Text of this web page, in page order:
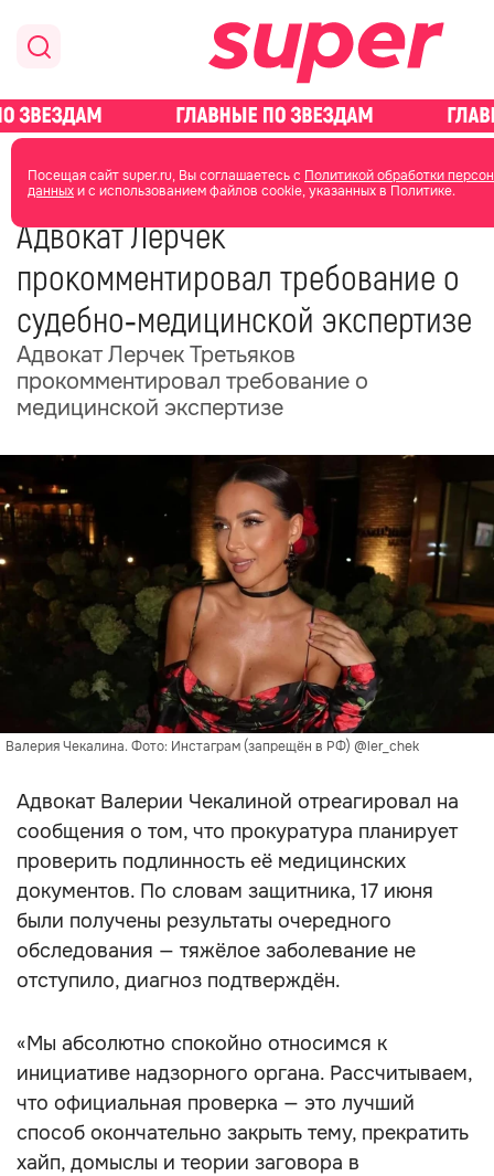
Посещая сайт super.ru, Вы соглашаетесь с Политикой обработки
данныхи с использованием файлов cookie, указанных в Политике.
главная новости о звездах новости
Адвокат Лерчек
прокомментировал требование о
судебно‑медицинской экспертизе
Адвокат Лерчек Третьяков
прокомментировал требование о
медицинской экспертизе
Валерия Чекалина. Фото: Инстаграм (запрещён в РФ) @ler_chek
Адвокат Валерии Чекалиной отреагировал на
сообщения о том, что прокуратура планирует
проверить подлинность её медицинских
документов. По словам защитника, 17 июня
были получены результаты очередного
обследования — тяжёлое заболевание не
отступило, диагноз подтверждён.
«Мы абсолютно спокойно относимся к
инициативе надзорного органа. Рассчитываем,
что официальная проверка — это лучший
способ окончательно закрыть тему, прекратить
хайп, домыслы и теории заговора в